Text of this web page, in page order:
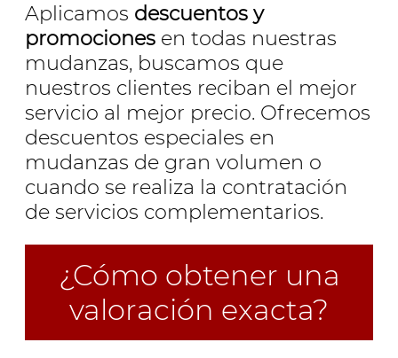
Aplicamos descuentos y
promociones en todas nuestras
mudanzas, buscamos que
nuestros clientes reciban el mejor
servicio al mejor precio. Ofrecemos
descuentos especiales en
mudanzas de gran volumen o
cuando se realiza la contratación
de servicios complementarios.
¿Cómo obtener una
valoración exacta?